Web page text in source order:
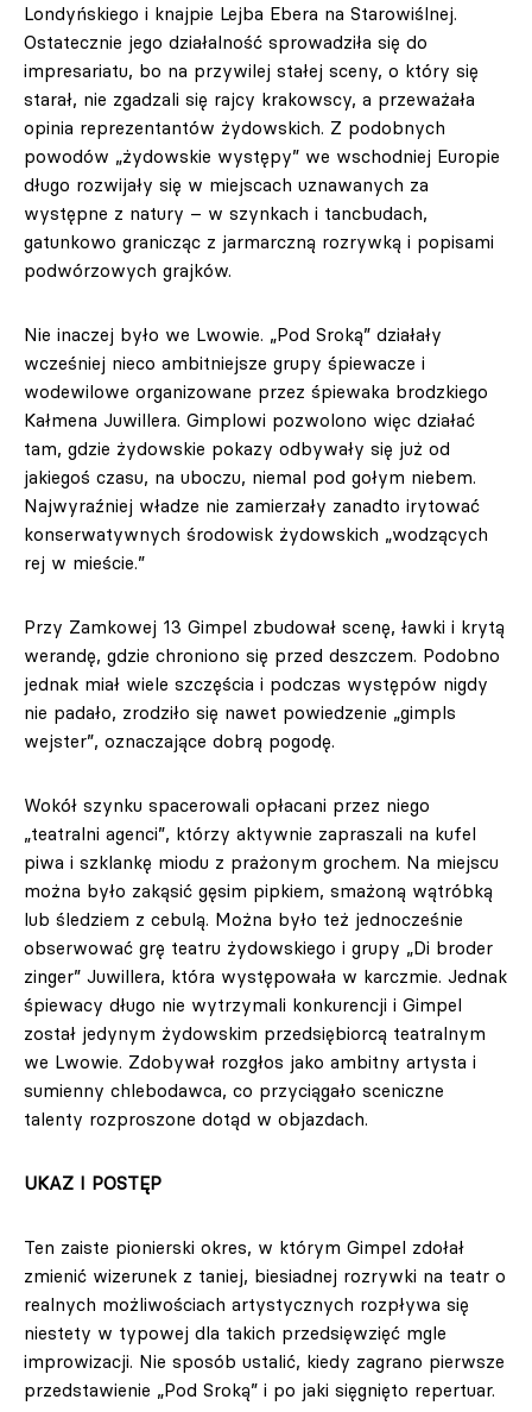
Londyńskiego i knajpie Lejba Ebera na Starowiślnej.
Ostatecznie jego działalność sprowadziła się do
impresariatu, bo na przywilej stałej sceny, o który się
starał, nie zgadzali się rajcy krakowscy, a przeważała
opinia reprezentantów żydowskich. Z podobnych
powodów „żydowskie występy” we wschodniej Europie
długo rozwijały się w miejscach uznawanych za
występne z natury – w szynkach i tancbudach,
gatunkowo granicząc z jarmarczną rozrywką i popisami
podwórzowych grajków.
Nie inaczej było we Lwowie. „Pod Sroką” działały
wcześniej nieco ambitniejsze grupy śpiewacze i
wodewilowe organizowane przez śpiewaka brodzkiego
Kałmena Juwillera. Gimplowi pozwolono więc działać
tam, gdzie żydowskie pokazy odbywały się już od
jakiegoś czasu, na uboczu, niemal pod gołym niebem.
Najwyraźniej władze nie zamierzały zanadto irytować
konserwatywnych środowisk żydowskich „wodzących
rej w mieście.”
Przy Zamkowej 13 Gimpel zbudował scenę, ławki i krytą
werandę, gdzie chroniono się przed deszczem. Podobno
jednak miał wiele szczęścia i podczas występów nigdy
nie padało, zrodziło się nawet powiedzenie „gimpls
wejster”, oznaczające dobrą pogodę.
Wokół szynku spacerowali opłacani przez niego
„teatralni agenci”, którzy aktywnie zapraszali na kufel
piwa i szklankę miodu z prażonym grochem. Na miejscu
można było zakąsić gęsim pipkiem, smażoną wątróbką
lub śledziem z cebulą. Można było też jednocześnie
obserwować grę teatru żydowskiego i grupy „Di broder
zinger” Juwillera, która występowała w karczmie. Jednak
śpiewacy długo nie wytrzymali konkurencji i Gimpel
został jedynym żydowskim przedsiębiorcą teatralnym
we Lwowie. Zdobywał rozgłos jako ambitny artysta i
sumienny chlebodawca, co przyciągało sceniczne
talenty rozproszone dotąd w objazdach.
UKAZ I POSTĘP
Ten zaiste pionierski okres, w którym Gimpel zdołał
zmienić wizerunek z taniej, biesiadnej rozrywki na teatr o
realnych możliwościach artystycznych rozpływa się
niestety w typowej dla takich przedsięwzięć mgle
improwizacji. Nie sposób ustalić, kiedy zagrano pierwsze
przedstawienie „Pod Sroką” i po jaki sięgnięto repertuar.